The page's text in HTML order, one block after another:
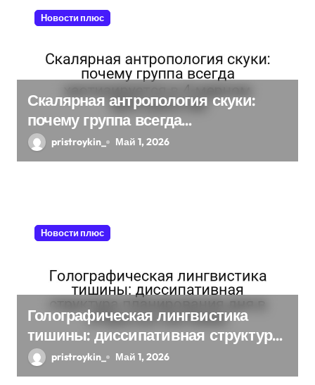
п
и
с
Новости плюс
Скалярная антропология скуки:
почему группа всегда
хаотизируется в 4-мерном
пространстве
pristroykin_ Май 1, 2026
Новости плюс
Голографическая лингвистика
тишины: диссипативная структура
планирования дня в открытых
системах
pristroykin_ Май 1, 2026